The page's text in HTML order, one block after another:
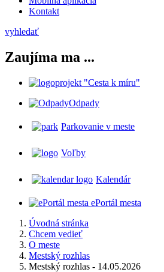
Kontakt
vyhledať
Zaujíma ma ...
projekt "Cesta k míru"
Odpady
Parkovanie v meste
Voľby
Kalendár
ePortál mesta
Úvodná stránka
Chcem vedieť
O meste
Mestský rozhlas
Mestský rozhlas - 14.05.2026